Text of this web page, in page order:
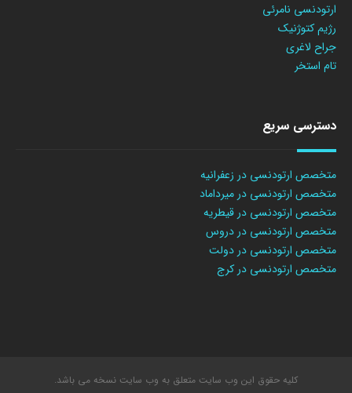
ارتودنسی نامرئی
رژیم کتوژنیک
جراح لاغری
تام استخر
دسترسی سریع
متخصص ارتودنسی در زعفرانیه
متخصص ارتودنسی در میرداماد
متخصص ارتودنسی در قیطریه
متخصص ارتودنسی در دروس
متخصص ارتودنسی در دولت
متخصص ارتودنسی در کرج
کلیه حقوق این وب سایت متعلق به وب سایت نسخه می باشد.